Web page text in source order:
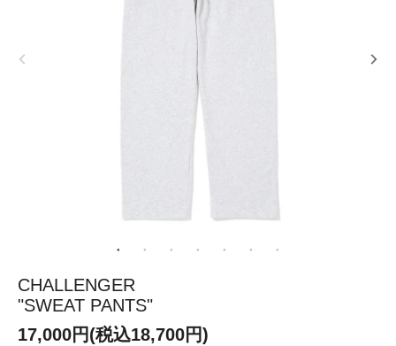
CHALLENGER
"SWEAT PANTS"
17,000円(税込18,700円)